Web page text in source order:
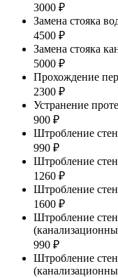
3000 ₽
Замена стояка
4500 ₽
Замена стояка
5000 ₽
Прохождение
2300 ₽
Устранение
900 ₽
Штробление
990 ₽
Штробление
1260 ₽
Штробление
1600 ₽
Штробление
990 ₽
Штробление